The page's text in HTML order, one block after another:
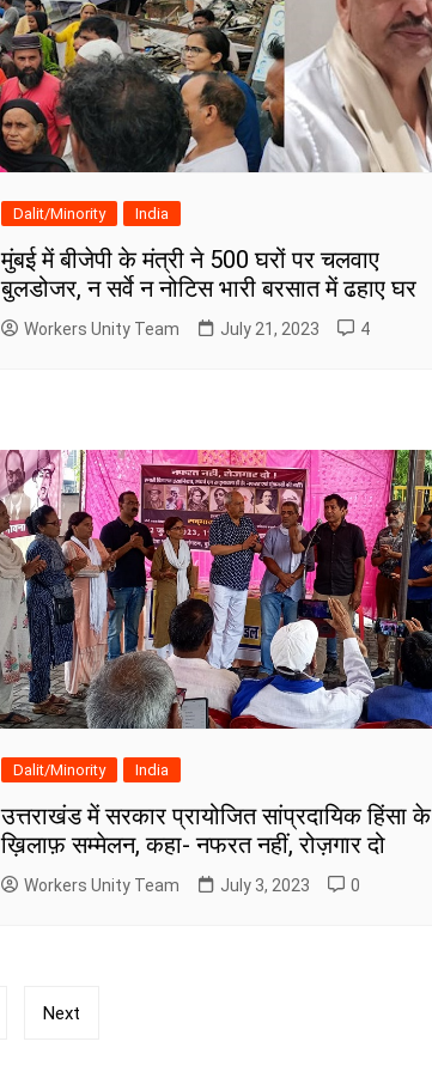
Dalit/Minority India
मुंबई में बीजेपी के मंत्री ने 500 घरों पर चलवाए
बुलडोजर, न सर्वे न नोटिस भारी बरसात में ढहाए घर
Workers Unity Team July 21, 2023 4
Dalit/Minority India
उत्तराखंड में सरकार प्रायोजित सांप्रदायिक हिंसा के
ख़िलाफ़ सम्मेलन, कहा- नफरत नहीं, रोज़गार दो
Workers Unity Team July 3, 2023 0
Next